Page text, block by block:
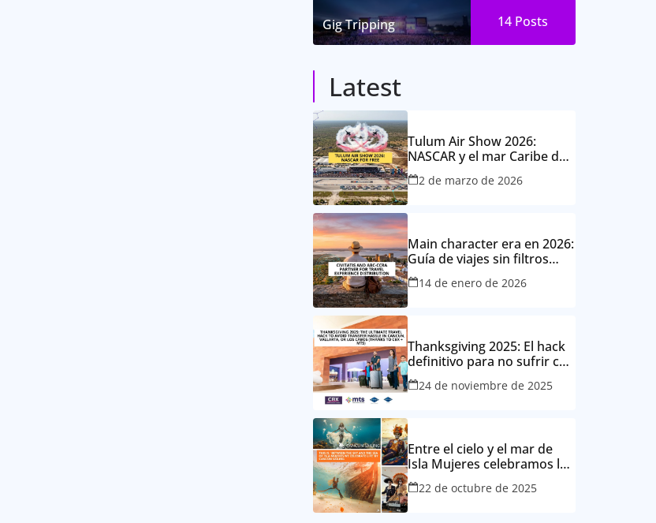
Gig Tripping 14 Posts
Latest
Tulum Air Show 2026:
NASCAR y el mar Caribe de
fondo
2 de marzo de 2026
Main character era en 2026:
Guía de viajes sin filtros
para mexicanos
14 de enero de 2026
Thanksgiving 2025: El hack
definitivo para no sufrir con
tu traslado en Cancún,
Vallarta o Los Cabos
24 de noviembre de 2025
Entre el cielo y el mar de
Isla Mujeres celebramos la
vida: Cancun Sailing honra
el Día de Muertos desde el
22 de octubre de 2025